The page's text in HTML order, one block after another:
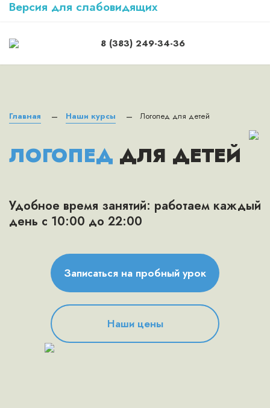
Версия для слабовидящих
8 (383) 249-34-36
Главная — Наши курсы — Логопед для детей
ЛОГОПЕД ДЛЯ ДЕТЕЙ
Удобное время занятий: работаем каждый
день с 10:00 до 22:00
Записаться на пробный урок
Наши цены